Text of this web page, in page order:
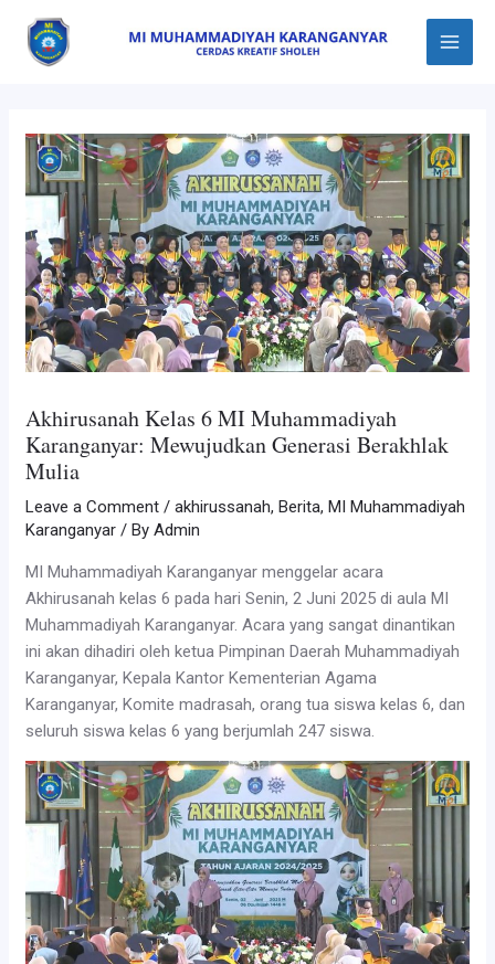
content
Main
Menu
Akhirusanah Kelas 6 MI Muhammadiyah
Karanganyar: Mewujudkan Generasi Berakhlak
Mulia
Leave a Comment /akhirussanah,Berita,MI Muhammadiyah
Karanganyar / ByAdmin
MI Muhammadiyah Karanganyar menggelar acara
Akhirusanah kelas 6 pada hari Senin, 2 Juni 2025 di aula MI
Muhammadiyah Karanganyar. Acara yang sangat dinantikan
ini akan dihadiri oleh ketua Pimpinan Daerah Muhammadiyah
Karanganyar, Kepala Kantor Kementerian Agama
Karanganyar, Komite madrasah, orang tua siswa kelas 6, dan
seluruh siswa kelas 6 yang berjumlah 247 siswa.
navigation